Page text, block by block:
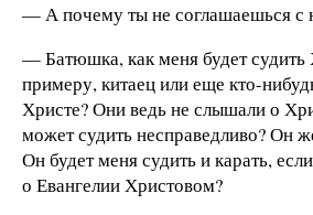
— А почему ты не соглашаешься с
— Батюшка, как меня будет судить
примеру, китаец или еще кто-
Христе? Они ведь не слышали о
может судить несправедливо? Он
Он будет меня судить и карать,
о Евангелии Христовом?